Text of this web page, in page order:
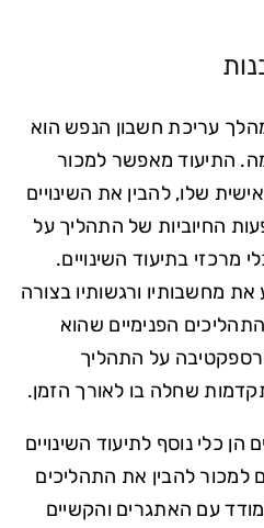
עריכת חשבון הנפש הוא
התיעוד מאפשר למכור
שלו, להבין את השינויים
החיוביות של התהליך על
מרכזי בתיעוד השינויים.
מחשבותיו ורגשותיו בצורה
הפנימיים שהוא
על התהליך
שחלה בו לאורך הזמן.
כלי נוסף לתיעוד השינויים
למכור להבין את התהליכים
עם האתגרים והקשיים